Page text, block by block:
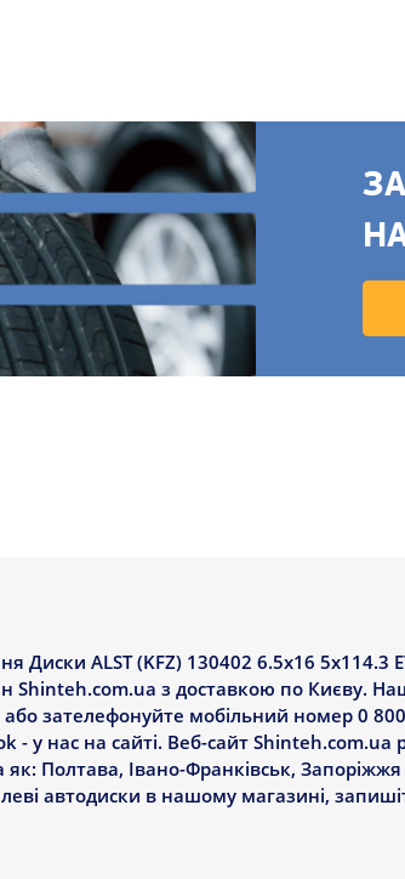
Диски ALST (KFZ) 130402 6.5x16 5x114.3
Shinteh.com.ua з доставкою по Києву.
або зателефонуйте мобільний номер 0
- у нас на сайті. Веб-сайт Shinteh.com.ua
як: Полтава, Івано-Франківськ,
автодиски в нашому магазині,